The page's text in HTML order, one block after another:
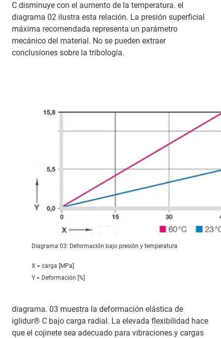
C disminuye con el aumento de la temperatura. el
diagrama 02 ilustra esta relación. La presión superficial
máxima recomendada representa un parámetro
mecánico del material. No se pueden extraer
conclusiones sobre la tribología.
Diagrama 03: Deformación bajo presión y temperatura
X = carga [MPa]
Y = Deformación [%]
diagrama. 03 muestra la deformación elástica de
iglidur® C bajo carga radial. La elevada flexibilidad hace
que el cojinete sea adecuado para vibraciones y cargas